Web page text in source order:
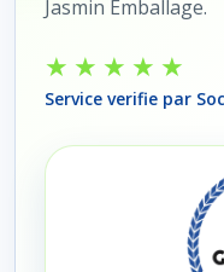
Jasmin Emballage.
★★★★★
Service verifie par